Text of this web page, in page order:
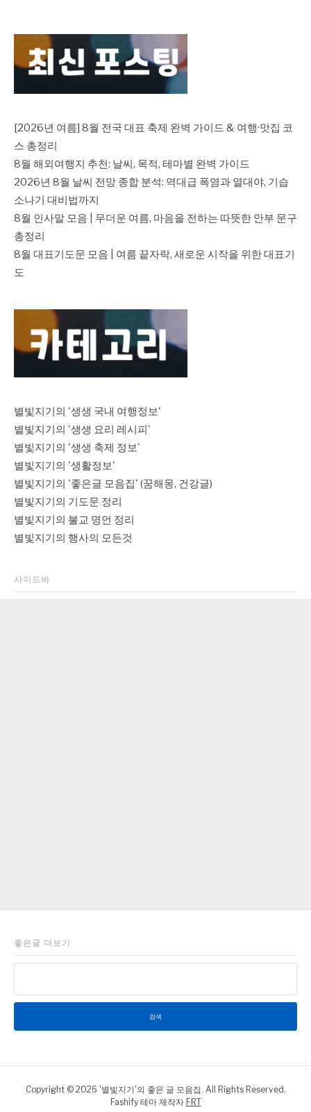
기
[2026년 여름] 8월 전국 대표 축제 완벽 가이드 & 여행·맛집 코
스 총정리
8월 해외여행지 추천: 날씨, 목적, 테마별 완벽 가이드
2026년 8월 날씨 전망 종합 분석: 역대급 폭염과 열대야, 기습
소나기 대비법까지
8월 인사말 모음 | 무더운 여름, 마음을 전하는 따뜻한 안부 문구
총정리
8월 대표기도문 모음 | 여름 끝자락, 새로운 시작을 위한 대표기
도
별빛지기의 '생생 국내 여행정보'
별빛지기의 '생생 요리 레시피'
별빛지기의 '생생 축제 정보'
별빛지기의 '생활정보'
별빛지기의 '좋은글 모음집' (꿈해몽, 건강글)
별빛지기의 기도문 정리
별빛지기의 불교 명언 정리
별빛지기의 행사의 모든것
사이드바
좋은글 더보기
Copyright © 2026 '별빛지기'의 좋은 글 모음집. All Rights Reserved.
Fashify 테마 제작자 FRT